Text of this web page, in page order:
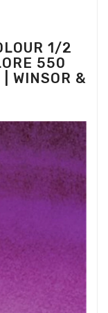
1/2
550
WINSOR &